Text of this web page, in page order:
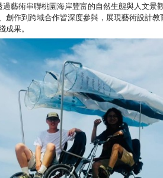
藝術串聯桃園海岸豐富的自然生態與人文景
創作到跨域合作皆深度參與，展現藝術設計教
成果。